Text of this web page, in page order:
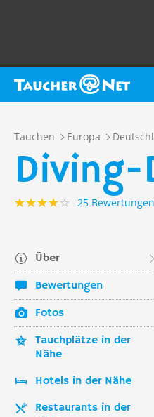
Tauchen Europa
Diving-
25 Bewertungen
Über
Bewertungen
Fotos
Tauchplätze in der
Nähe
Hotels in der Nähe
Restaurants in der